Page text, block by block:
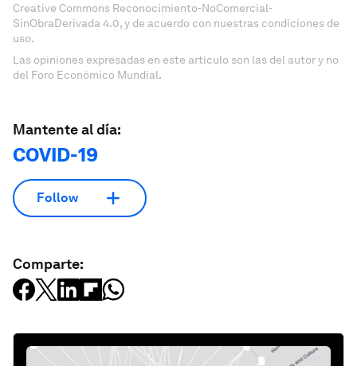
Creative Commons Reconocimiento-NoComercial-
SinObraDerivada 4.0, y de acuerdo con nuestras condiciones de
uso.
Las opiniones expresadas en este artículo son las del autor y no
del Foro Económico Mundial.
Mantente al día:
COVID-19
Follow
Comparte: